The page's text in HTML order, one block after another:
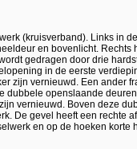
(kruisverband). Links in
en bovenlicht.
gedragen door drie
in de eerste
zijn vernieuwd. Een ander
dubbele openslaande
vernieuwd. Boven deze
De gevel heeft een rechte
en op de hoeken korte